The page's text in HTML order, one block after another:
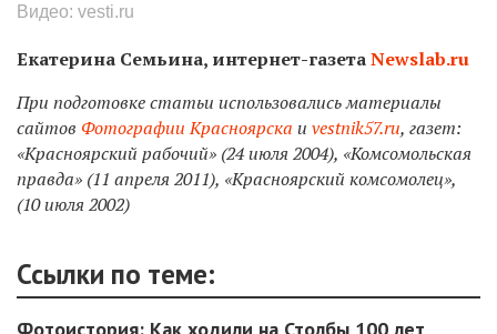
Видео: vesti.ru
Екатерина Семьина, интернет-газетаNewslab.ru
При подготовке статьи использовались материалы
сайтов Фотографии Красноярска и vestnik57.ru, газет:
«Красноярский рабочий» (24 июля 2004), «Комсомольская
правда» (11 апреля 2011), «Красноярский комсомолец»,
(10 июля 2002)
Ссылки по теме:
Фотоистория: Как ходили на Столбы 100 лет